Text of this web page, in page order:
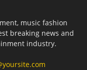
music fashion
breaking news and
industry.